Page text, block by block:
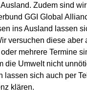
Zudem sind
GGI Global
ins Ausland lassen
versuchen diese aber
mehrere Termine
die Umwelt nicht
lassen sich auch per
klären.